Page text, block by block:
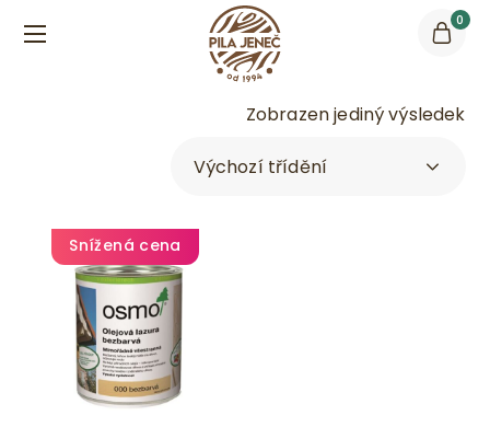
0
Zobrazen jediný výsledek
Snížená cena